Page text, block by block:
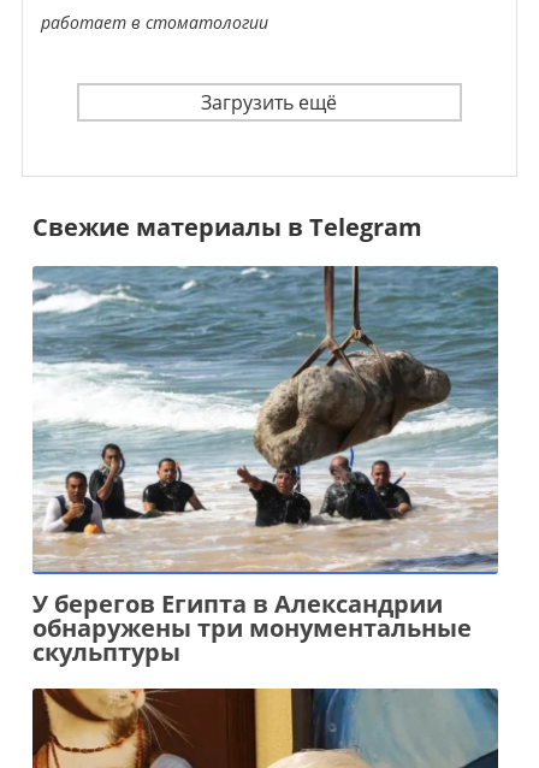
работает в стоматологии
Загрузить ещё
Свежие материалы в Telegram
У берегов Египта в Александрии
обнаружены три монументальные
скульптуры